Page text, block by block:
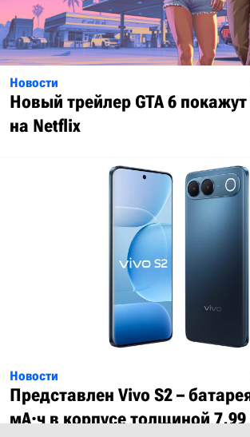
Новости
Новый трейлер GTA 6 покажут
на Netflix
Новости
Представлен Vivo S2 –
мА·ч в корпусе толщиной